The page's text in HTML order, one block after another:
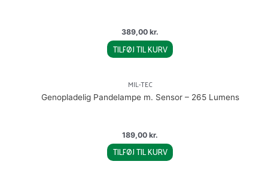
389,00 kr.
TILFØJ TIL KURV
MIL-TEC
Genopladelig Pandelampe m. Sensor – 265 Lumens
189,00 kr.
TILFØJ TIL KURV